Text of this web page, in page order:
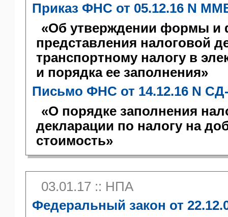
Приказ ФНС от 05.12.16 N
«Об утверждении формы и
представления налоговой
транспортному налогу в
и порядка ее заполнения»
Письмо ФНС от 14.12.16 N СД-
«О порядке заполнения
декларации по налогу на
стоимость»
03.01.17 :: НПА
Федеральный закон от